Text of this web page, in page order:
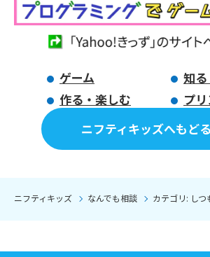
ゲーム
知
作る・楽しむ
プ
ニフティキッズへもどる
ニフティキッズ なんでも相談 カテゴリ: しつ